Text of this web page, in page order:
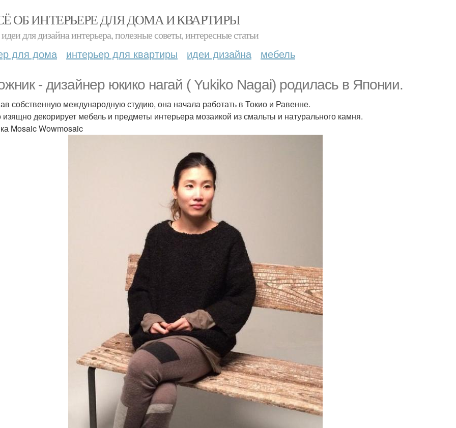
ОБ ИНТЕРЬЕРЕ ДЛЯ ДОМА И КВАРТИРЫ
для дизайна интерьера, полезные советы, интересные статьи
для дома интерьер для квартиры идеи дизайна мебель
- дизайнер юкико нагай ( Yukiko Nagai) родилась в Японии.
собственную международную студию, она начала работать в Токио и Равенне.
декорирует мебель и предметы интерьера мозаикой из смальты и натурального камня.
Mosaic Wowmosaic